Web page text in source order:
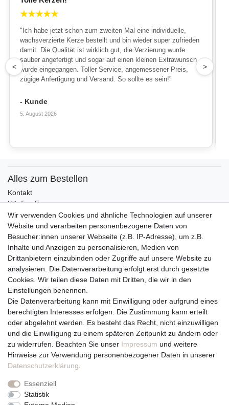
★★★★★
"Ich habe jetzt schon zum zweiten Mal eine individuelle,
wachsverzierte Kerze bestellt und bin wieder super zufrieden
damit. Die Qualität ist wirklich gut, die Verzierung wurde
sauber angefertigt und sogar auf einen kleinen Extrawunsch
wurde eingegangen. Toller Service, angemessener Preis,
zügige Anfertigung und Versand. So sollte es sein!"
- Kunde
5. August 2026
< >
Alles zum Bestellen
Kontakt
Häufige Fragen
Zahlungsmöglichkeiten
Versandbedingungen
Widerrufsrecht
Vertrag widerrufen
Über uns und unsere Kerzen
Team
Unternehmen / Philosophie
Kerzenpflege und Abbrennhinweise
Unsere Kerzenlieferanten
Du erreichst uns von
Montag bis Freitag 10 bis 17 Uhr
Telefonisch und per Whatsapp
erreichst Du uns unter:
Wir verwenden Cookies und ähnliche Technologien auf unserer
Website und verarbeiten personenbezogene Daten von
Besucher:innen unserer Webseite (z.B. IP-Adresse), um z.B.
Inhalte und Anzeigen zu personalisieren, Medien von
Drittanbietern einzubinden oder Zugriffe auf unsere Website zu
analysieren. Die Datenverarbeitung erfolgt erst durch gesetzte
Cookies. Wir teilen diese Daten mit Dritten, die wir in den
Einstellungen benennen.
Die Datenverarbeitung kann mit Einwilligung oder aufgrund eines
berechtigten Interesses erfolgen. Die Zustimmung kann erteilt
oder abgelehnt werden. Es besteht das Recht, nicht einzuwilligen
und die Einwilligung zu einem späteren Zeitpunkt zu ändern oder
zu widerrufen. Beachten Sie unser Impressum und weitere
Hinweise zur Verwendung personenbezogener Daten in unserer
Daten­schutz­erklärung
Essenziell
Statistik